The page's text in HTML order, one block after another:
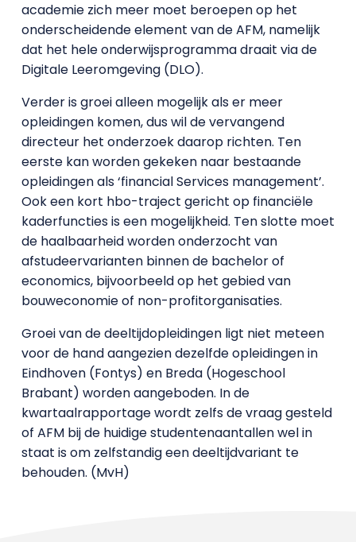
academie zich meer moet beroepen op het
onderscheidende element van de AFM, namelijk
dat het hele onderwijsprogramma draait via de
Digitale Leeromgeving (DLO).
Verder is groei alleen mogelijk als er meer
opleidingen komen, dus wil de vervangend
directeur het onderzoek daarop richten. Ten
eerste kan worden gekeken naar bestaande
opleidingen als ‘financial Services management’.
Ook een kort hbo-traject gericht op financiële
kaderfuncties is een mogelijkheid. Ten slotte moet
de haalbaarheid worden onderzocht van
afstudeervarianten binnen de bachelor of
economics, bijvoorbeeld op het gebied van
bouweconomie of non-profitorganisaties.
Groei van de deeltijdopleidingen ligt niet meteen
voor de hand aangezien dezelfde opleidingen in
Eindhoven (Fontys) en Breda (Hogeschool
Brabant) worden aangeboden. In de
kwartaalrapportage wordt zelfs de vraag gesteld
of AFM bij de huidige studentenaantallen wel in
staat is om zelfstandig een deeltijdvariant te
behouden. (MvH)